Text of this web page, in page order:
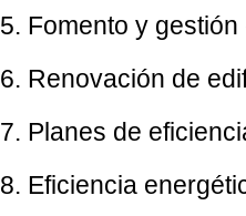
Fomento y
Renovación de
Planes de
Eficiencia